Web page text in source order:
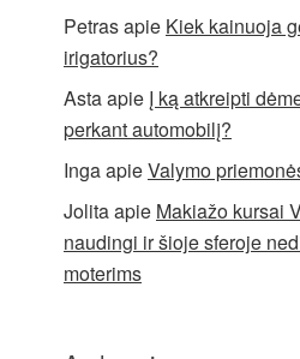
Petrasapie Kiek kainuoja
irigatorius?
Astaapie Į ką atkreipti
perkant automobilį?
IngaapieValymo
Jolitaapie Makiažo kursai
naudingi ir šioje sferoje
moterims